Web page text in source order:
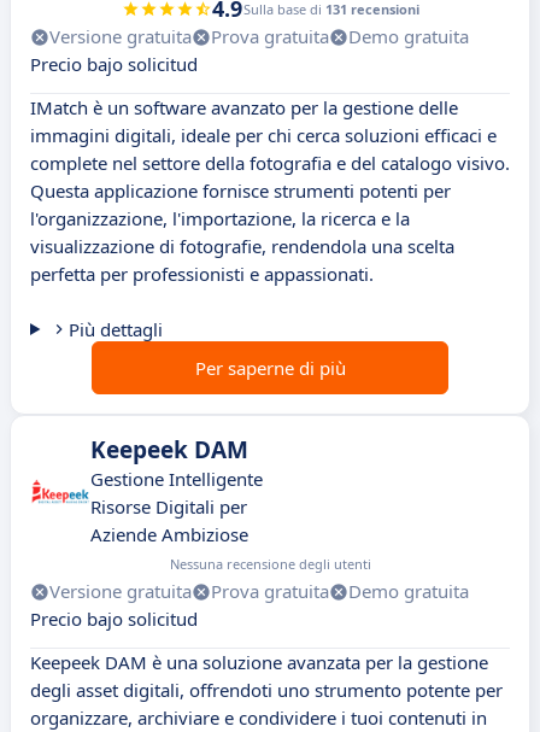
4.9Sulla base di 131 recensioni
Versione gratuita Prova gratuita
Demo gratuita
Precio bajo solicitud
IMatch è un software avanzato per la gestione delle
immagini digitali, ideale per chi cerca soluzioni efficaci e
complete nel settore della fotografia e del catalogo visivo.
Questa applicazione fornisce strumenti potenti per
l'organizzazione, l'importazione, la ricerca e la
visualizzazione di fotografie, rendendola una scelta
perfetta per professionisti e appassionati.
Più dettagli
Per saperne di più
Keepeek DAM
Gestione Intelligente
Risorse Digitali per
Aziende Ambiziose
Nessuna recensione degli utenti
Versione gratuita Prova gratuita
Demo gratuita
Precio bajo solicitud
Keepeek DAM è una soluzione avanzata per la gestione
degli asset digitali, offrendoti uno strumento potente per
organizzare, archiviare e condividere i tuoi contenuti in